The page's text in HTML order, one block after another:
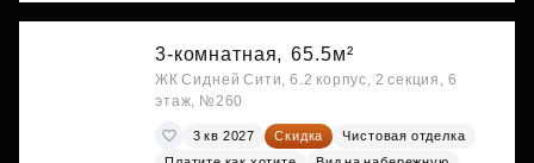
3-комнатная, 65.5м²
ЖК Сидней Сити, 6.2 корпус, 2 секция, 6
этаж, №260
3 кв 2027 Скидка
Чистовая отделка